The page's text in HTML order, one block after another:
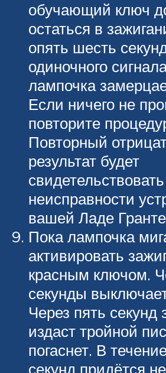
обучающий ключ
остаться в
опять шесть
одиночного
лампочка
Если ничего не
повторите
Повторный
результат будет
неисправности
вашей Ладе
Пока лампочка
активировать
красным ключом.
секунды
Через пять секунд
издаст тройной
погаснет. В
секунд придётся не